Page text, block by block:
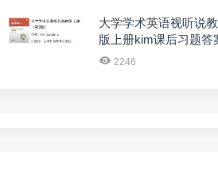
大学学术英语视听说
版上册kim课后习题答
2246